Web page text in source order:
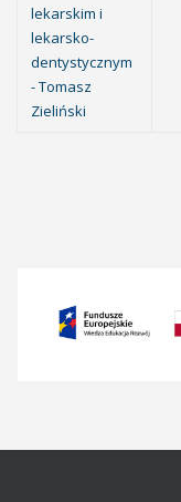
lekarskim i
lekarsko-
dentystycznym
- Tomasz
Zieliński